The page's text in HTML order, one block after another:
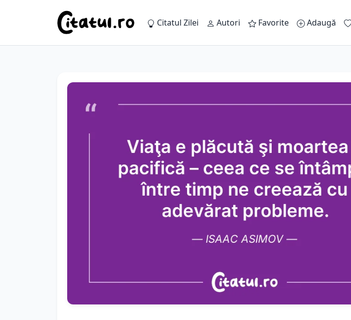
Citatul Zilei Autori Favorite Adaugă